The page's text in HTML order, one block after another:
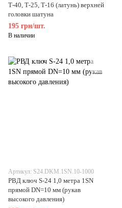
Т-40, Т-25, Т-16 (латунь) верхней
головки шатуна
195 грн/шт.
В наличии
Артикул: S24.DKM.1SN.10-1000
РВД ключ S-24 1,0 метра 1SN
прямой DN=10 мм (рукав
высокого давления)